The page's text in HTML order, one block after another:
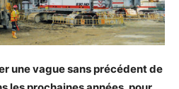
une vague sans précédent de